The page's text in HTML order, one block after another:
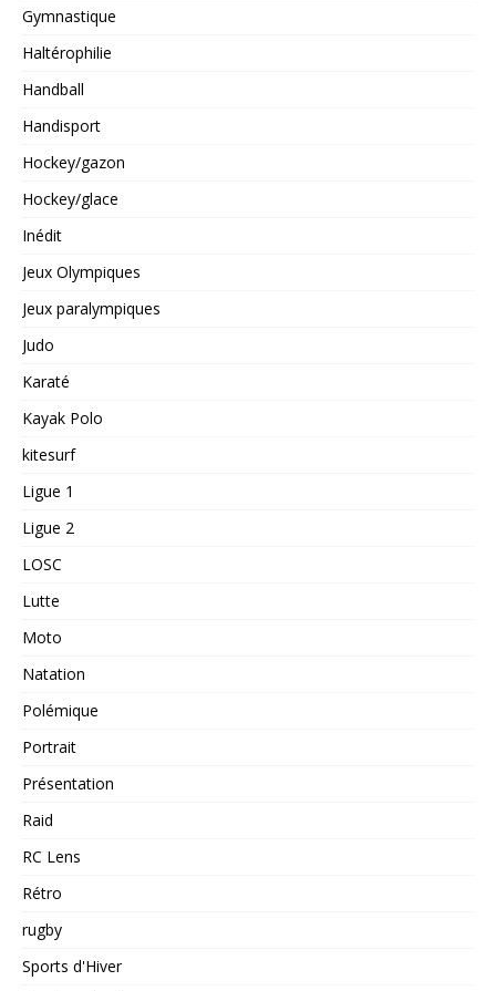
Gymnastique
Haltérophilie
Handball
Handisport
Hockey/gazon
Hockey/glace
Inédit
Jeux Olympiques
Jeux paralympiques
Judo
Karaté
Kayak Polo
kitesurf
Ligue 1
Ligue 2
LOSC
Lutte
Moto
Natation
Polémique
Portrait
Présentation
Raid
RC Lens
Rétro
rugby
Sports d'Hiver